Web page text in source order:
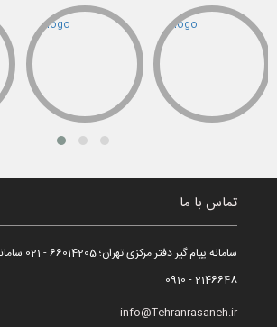
تماس با ما
سامانه پیام
2146648 - 0910
info@Tehranrasaneh.ir